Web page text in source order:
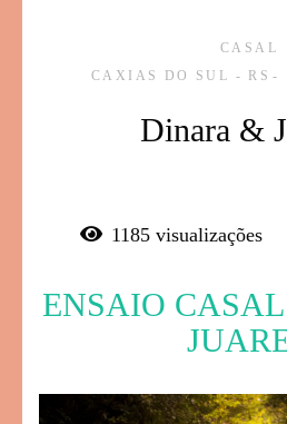
CASAL
CAXIAS DO SUL - RS
Dinara &
1185visualizações
ENSAIO